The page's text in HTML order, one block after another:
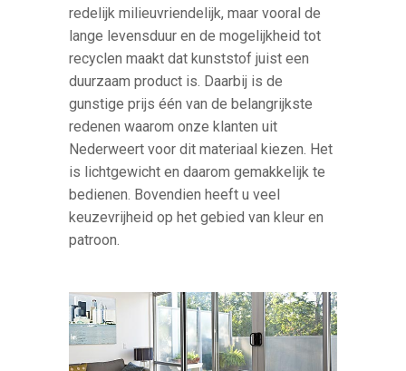
redelijk milieuvriendelijk, maar vooral de
lange levensduur en de mogelijkheid tot
recyclen maakt dat kunststof juist een
duurzaam product is. Daarbij is de
gunstige prijs één van de belangrijkste
redenen waarom onze klanten uit
Nederweert voor dit materiaal kiezen. Het
is lichtgewicht en daarom gemakkelijk te
bedienen. Bovendien heeft u veel
keuzevrijheid op het gebied van kleur en
patroon.